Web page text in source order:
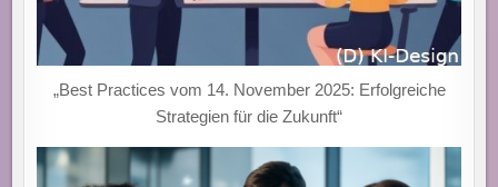
„Best Practices vom 14. November 2025: Erfolgreiche
Strategien für die Zukunft“